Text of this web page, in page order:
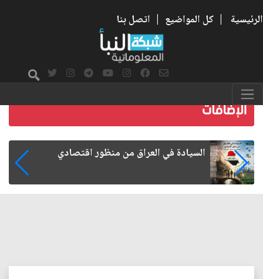
الرئيسية | كل المواضيع | اتصل بنا
ما بعد الأربعين.. كيف اتسعت الزيارة من هويتها